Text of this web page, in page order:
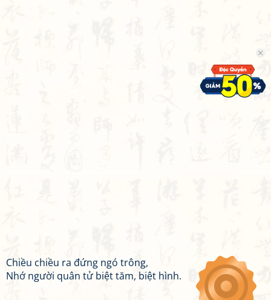
Chiều chiều ra đứng ngó trông,
Nhớ người quân tử biệt tăm, biệt hình.